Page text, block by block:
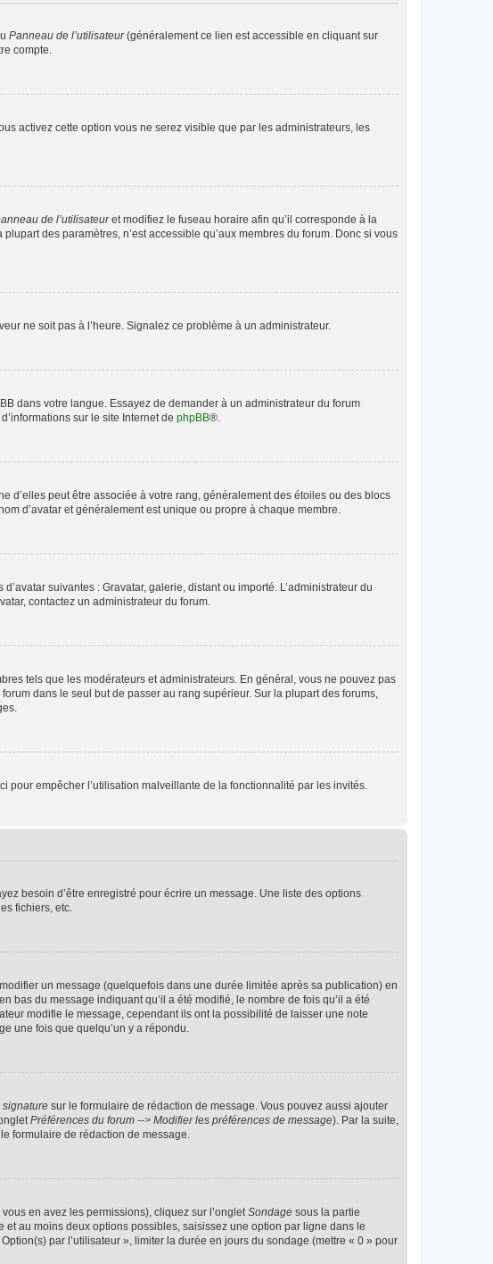
Panneau de l’utilisateur(généralement ce lien est accessible en cliquant sur
compte.
activez cette option vous ne serez visible que par les administrateurs, les
de l’utilisateuret modifiez le fuseau horaire afin qu’il corresponde à la
des paramètres, n’est accessible qu’aux membres du forum. Donc si vous
ne soit pas à l’heure. Signalez ce problème à un administrateur.
dans votre langue. Essayez de demander à un administrateur du forum
sur le site Internet de phpBB®.
d’elles peut être associée à votre rang, généralement des étoiles ou des blocs
d’avatar et généralement est unique ou propre à chaque membre.
suivantes : Gravatar, galerie, distant ou importé. L’administrateur du
contactez un administrateur du forum.
tels que les modérateurs et administrateurs. En général, vous ne pouvez pas
dans le seul but de passer au rang supérieur. Sur la plupart des forums,
pour empêcher l’utilisation malveillante de la fonctionnalité par les invités.
besoin d’être enregistré pour écrire un message. Une liste des options
fichiers, etc.
un message (quelquefois dans une durée limitée après sa publication) en
bas du message indiquant qu’il a été modifié, le nombre de fois qu’il a été
modifie le message, cependant ils ont la possibilité de laisser une note
une fois que quelqu’un y a répondu.
signature sur le formulaire de rédaction de message. Vous pouvez aussi ajouter
Préférences du forum --> Modifier les préférences de message). Par la suite,
formulaire de rédaction de message.
en avez les permissions), cliquez sur l’ongletSondage sous la partie
au moins deux options possibles, saisissez une option par ligne dans le
par l’utilisateur », limiter la durée en jours du sondage (mettre « 0 » pour